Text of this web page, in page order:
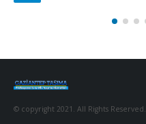
© copyright 2021. All Rights Reserved.